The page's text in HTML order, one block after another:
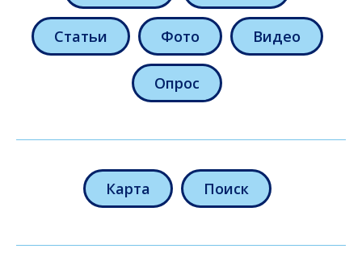
Статьи Фото Видео
Опрос
Карта Поиск